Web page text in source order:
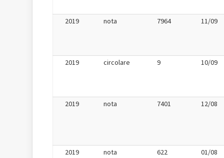
2019 nota 7964 11/09
2019 circolare 9 10/09
2019 nota 7401 12/08
2019 nota 622 01/08